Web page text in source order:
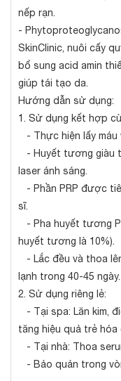
nếp rạn.
-
SkinClinic, nuôi cấy
bổ sung acid amin
giúp tái tạo da.
Hướng dẫn sử dụng:
1. Sử dụng kết hợp
- Thực hiện lấy máu
- Huyết tương giàu
laser ánh sáng.
- Phần PRP được
sĩ.
- Pha huyết tương
huyết tương là 10%).
- Lắc đều và thoa
lạnh trong 40-45 ngày.
2. Sử dụng riêng lẻ:
- Tại spa: Lăn kim,
tăng hiệu quả trẻ hóa
- Tại nhà: Thoa
- Bảo quản trong